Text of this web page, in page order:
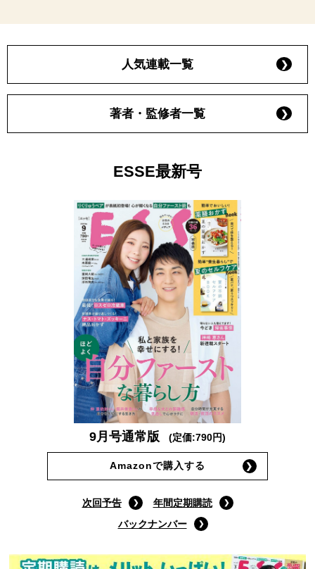
人気連載一覧
著者・監修者一覧
ESSE最新号
9月号通常版 (定価:790円)
Amazonで購入する
次回予告
年間定期購読
バックナンバー